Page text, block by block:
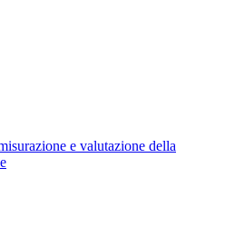
e valutazione della